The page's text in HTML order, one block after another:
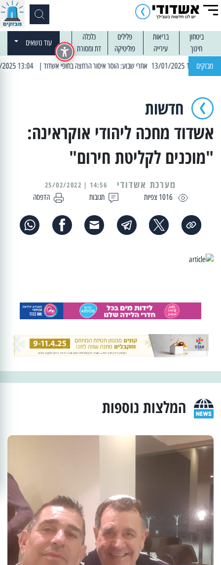
ביטחון בריאות פלילים
כלכלה
חינוך
עירייה פוליטיקה דת ומסורת
עוד נושאים
מבזקים | 13:04 14/01/2025 עובדים בלילות: עבודות קרצוף וריבוד אספלט
חדשות
אשדוד מחכה ליהודי אוקראינה:
"מוכנים לקליטת חירום"
1016 צפיות תגובות הדפסה
מערכת אשדודי 14:56 | 25/02/2022
המלצות נוספות